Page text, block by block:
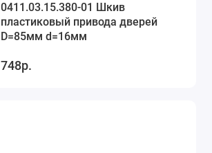
0411.03.15.380-01 Шкив
пластиковый привода дверей
D=85мм d=16мм
748р.